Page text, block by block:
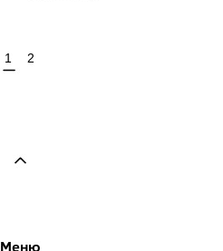
1 2
Меню